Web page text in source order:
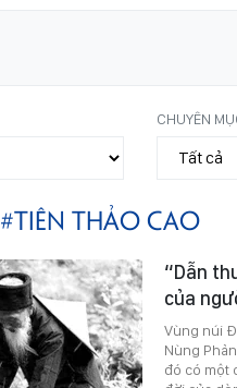
CHUYÊN
#TIÊN THẢO CAO
“Dẫn
của
Vùng núi
Nùng
đó có một